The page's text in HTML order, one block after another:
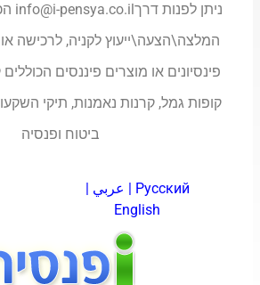
ניתן לפנות דרךinfo@i-pensya.co.il
המלצה\הצעה\ייעוץ לקניה, לרכישה
פינסיונים או מוצרים פיננסים
קופות גמל, קרנות נאמנות, תיקי
ביטוח ופנסיה
Русский
| عربي |
English